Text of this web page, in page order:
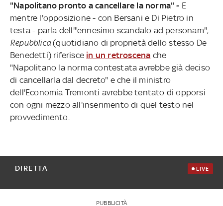
"Napolitano pronto a cancellare la norma" - E
mentre l'opposizione - con Bersani e Di Pietro in
testa - parla dell'"ennesimo scandalo ad personam",
Repubblica(quotidiano di proprietà dello stesso De
Benedetti) riferisce in un retroscena che
"Napolitano la norma contestata avrebbe già deciso
di cancellarla dal decreto" e che il ministro
dell'Economia Tremonti avrebbe tentato di opporsi
con ogni mezzo all'inserimento di quel testo nel
provvedimento.
DIRETTA LIVE
PUBBLICITÀ